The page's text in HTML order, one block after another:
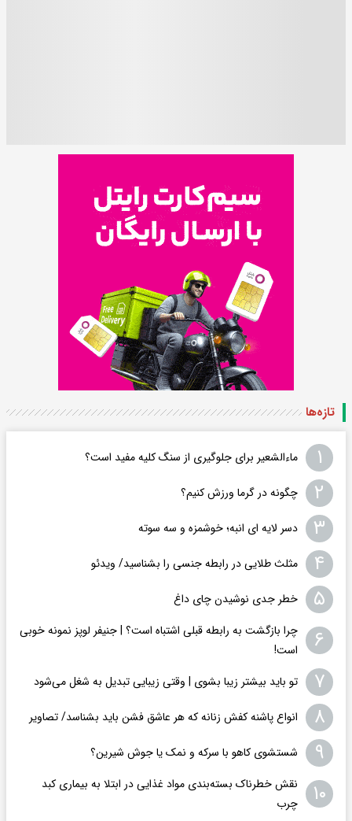
تازه‌ها
۱ ماءالشعیر برای جلوگیری از سنگ کلیه مفید است؟
۲ چگونه در گرما ورزش کنیم؟
۳ دسر لایه ای انبه؛ خوشمزه و سه سوته
۴ مثلث طلایی در رابطه جنسی را بشناسید/ ویدئو
۵ خطر جدی نوشیدن چای داغ
۶
چرا بازگشت به رابطه قبلی اشتباه است؟ | جنیفر لوپز نمونه خوبی
است!
۷ تو باید بیشتر زیبا بشوی | وقتی زیبایی تبدیل به شغل می‌شود
۸ انواع پاشنه کفش زنانه که هر عاشق فشن باید بشناسد/ تصاویر
۹ شستشوی کاهو با سرکه و نمک یا جوش شیرین؟
۱۰
نقش خطرناک بسته‌بندی مواد غذایی در ابتلا به بیماری کبد
چرب